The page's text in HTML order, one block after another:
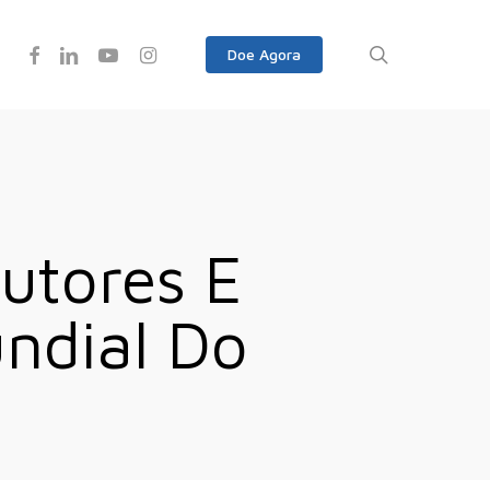
Doe Agora
FacebookLinkedinYoutubeInstagram
E
Do